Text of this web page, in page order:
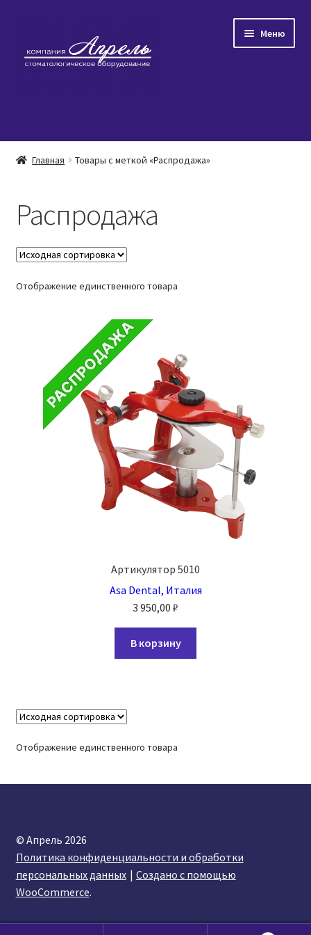
навигации
содержимому
Меню
Главная
Популярное
Распродажа
О нас/Контакты
Главная Товары с меткой «Распродажа»
Распродажа
Отображение единственного товара
Артикулятор 5010
Asa Dental, Италия
3 950,00 ₽
В корзину
Отображение единственного товара
© Апрель 2026
Политика конфиденциальности и обработки
персональных данных
Создано с помощью
WooCommerce.